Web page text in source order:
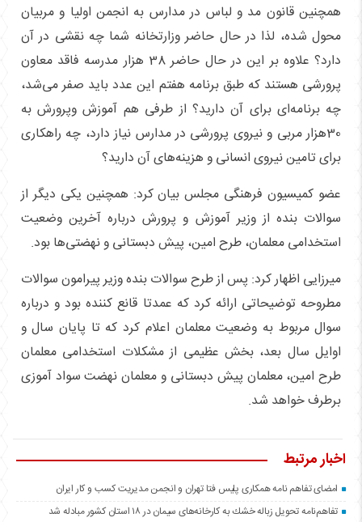
همچنین قانون مد و لباس در مدارس به انجمن اولیا و مربیان
محول شده، لذا در حال حاضر وزارتخانه شما چه نقشی در آن
دارد؟ علاوه بر این در حال حاضر 38 هزار مدرسه فاقد معاون
پرورشی هستند که طبق برنامه هفتم این عدد باید صفر می‌شد،
چه برنامه‌ای برای آن دارید؟ از طرفی هم آموزش وپرورش به
30هزار مربی و نیروی پرورشی در مدارس نیاز دارد، چه راهکاری
برای تامین نیروی انسانی و هزینه‌های آن دارید؟
عضو کمیسیون فرهنگی مجلس بیان کرد: همچنین یکی دیگر از
سوالات بنده از وزیر آموزش و پرورش درباره آخرین وضعیت
استخدامی معلمان، طرح امین، پیش دبستانی و نهضتی‌ها بود.
میرزایی اظهار کرد: پس از طرح سوالات بنده وزیر پیرامون سوالات
مطروحه توضیحاتی ارائه کرد که عمدتا قانع کننده بود و درباره
سوال مربوط به وضعیت معلمان اعلام کرد که تا پایان سال و
اوایل سال بعد، بخش عظیمی از مشکلات استخدامی معلمان
طرح امین، معلمان پیش دبستانی و معلمان نهضت سواد آموزی
برطرف خواهد شد.
اخبار مرتبط
امضای تفاهم نامه همکاری پلیس فتا تهران و انجمن مدیریت کسب و کار ایران
تفاهم‌نامه تحویل زباله خشك به كارخانه‌های سیمان در ۱۸ استان كشور مبادله شد